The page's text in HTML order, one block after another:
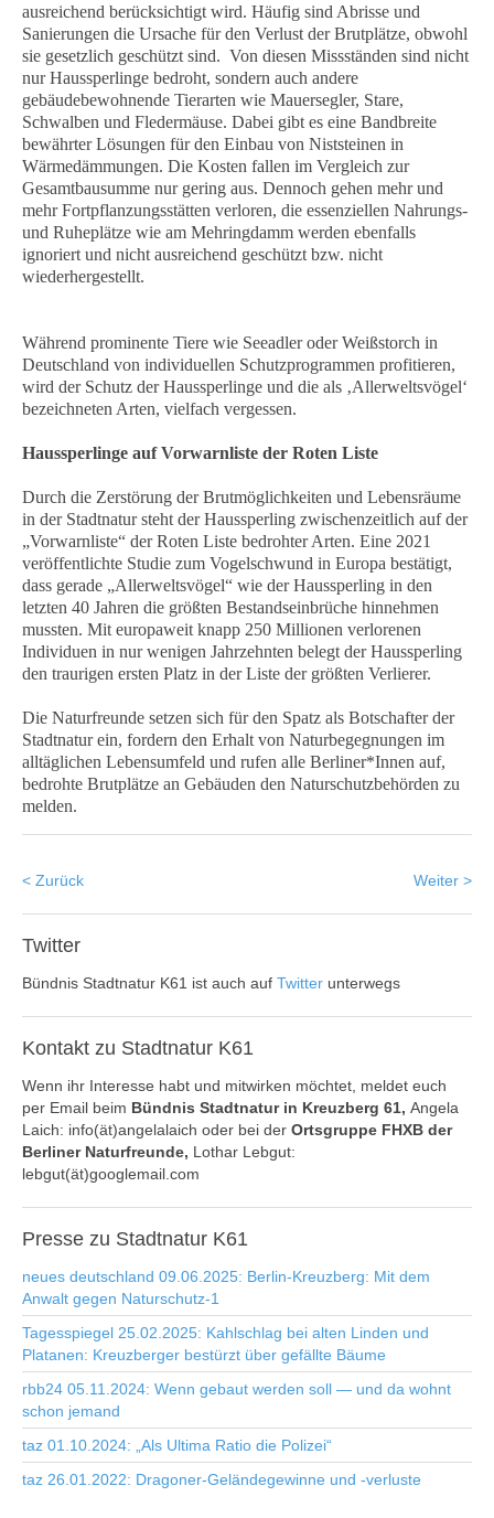
ausreichend berücksichtigt wird. Häufig sind Abrisse und
Sanierungen die Ursache für den Verlust der Brutplätze, obwohl
sie gesetzlich geschützt sind. Von diesen Missständen sind nicht
nur Haussperlinge bedroht, sondern auch andere
gebäudebewohnende Tierarten wie Mauersegler, Stare,
Schwalben und Fledermäuse. Dabei gibt es eine Bandbreite
bewährter Lösungen für den Einbau von Niststeinen in
Wärmedämmungen. Die Kosten fallen im Vergleich zur
Gesamtbausumme nur gering aus. Dennoch gehen mehr und
mehr Fortpflanzungsstätten verloren, die essenziellen Nahrungs-
und Ruheplätze wie am Mehringdamm werden ebenfalls
ignoriert und nicht ausreichend geschützt bzw. nicht
wiederhergestellt.
Während prominente Tiere wie Seeadler oder Weißstorch in
Deutschland von individuellen Schutzprogrammen profitieren,
wird der Schutz der Haussperlinge und die als ‚Allerweltsvögel‘
bezeichneten Arten, vielfach vergessen.
Haussperlinge auf Vorwarnliste der Roten Liste
Durch die Zerstörung der Brutmöglichkeiten und Lebensräume
in der Stadtnatur steht der Haussperling zwischenzeitlich auf der
„Vorwarnliste“ der Roten Liste bedrohter Arten. Eine 2021
veröffentlichte Studie zum Vogelschwund in Europa bestätigt,
dass gerade „Allerweltsvögel“ wie der Haussperling in den
letzten 40 Jahren die größten Bestandseinbrüche hinnehmen
mussten. Mit europaweit knapp 250 Millionen verlorenen
Individuen in nur wenigen Jahrzehnten belegt der Haussperling
den traurigen ersten Platz in der Liste der größten Verlierer.
Die Naturfreunde setzen sich für den Spatz als Botschafter der
Stadtnatur ein, fordern den Erhalt von Naturbegegnungen im
alltäglichen Lebensumfeld und rufen alle Berliner*Innen auf,
bedrohte Brutplätze an Gebäuden den Naturschutzbehörden zu
melden.
< Zurück Weiter >
Twitter
Bündnis Stadtnatur K61 ist auch auf Twitter unterwegs
Kontakt zu Stadtnatur K61
Wenn ihr Interesse habt und mitwirken möchtet, meldet euch
per Email beim Bündnis Stadtnatur in Kreuzberg 61, Angela
Laich: info(ät)angelalaich oder bei der Ortsgruppe FHXB der
Berliner Naturfreunde, Lothar Lebgut:
lebgut(ät)googlemail.com
Presse zu Stadtnatur K61
neues deutschland 09.06.2025: Berlin-Kreuzberg: Mit dem
Anwalt gegen Naturschutz-1
Tagesspiegel 25.02.2025: Kahlschlag bei alten Linden und
Platanen: Kreuzberger bestürzt über gefällte Bäume
rbb24 05.11.2024: Wenn gebaut werden soll — und da wohnt
schon jemand
taz 01.10.2024: „Als Ultima Ratio die Polizei“
taz 26.01.2022: Dragoner-Geländegewinne und -verluste